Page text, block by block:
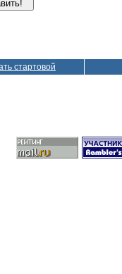
стартовой